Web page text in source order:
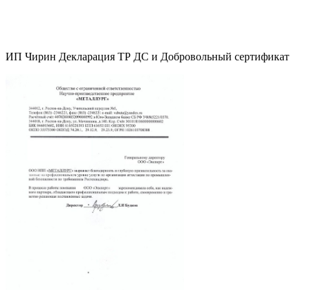
ИП Чирин Декларация ТР ДС и Добровольный сертификат